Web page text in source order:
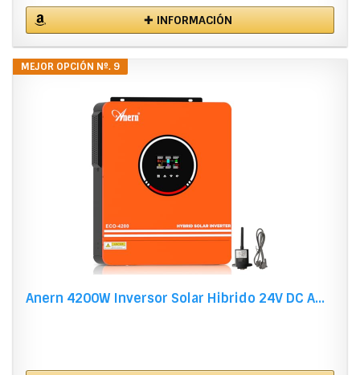
✚ INFORMACIÓN
MEJOR OPCIÓN Nº. 9
Anern 4200W Inversor Solar Hibrido 24V DC A...